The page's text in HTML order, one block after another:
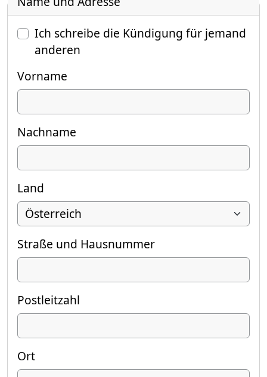
Ich schreibe die Kündigung für jemand
anderen
Vorname
Nachname
Land
Straße und Hausnummer
Postleitzahl
Ort